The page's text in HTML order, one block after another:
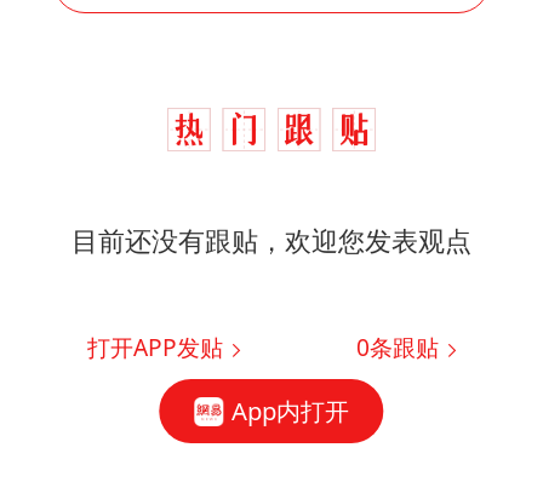
目前还没有跟贴，欢迎您发表观点
打开APP发贴 0条跟贴
App内打开